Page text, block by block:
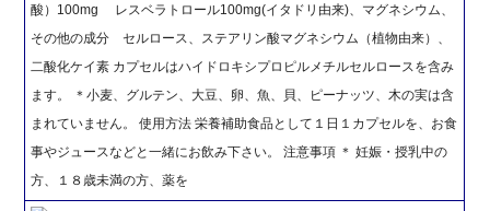
酸）100mg レスベラトロール100mg(イタドリ由来)、マグネシウム、
その他の成分 セルロース、ステアリン酸マグネシウム（植物由来）、
二酸化ケイ素 カプセルはハイドロキシプロピルメチルセルロースを含み
ます。 ＊小麦、グルテン、大豆、卵、魚、貝、ピーナッツ、木の実は含
まれていません。 使用方法 栄養補助食品として１日１カプセルを、お食
事やジュースなどと一緒にお飲み下さい。 注意事項 ＊ 妊娠・授乳中の
方、１８歳未満の方、薬を